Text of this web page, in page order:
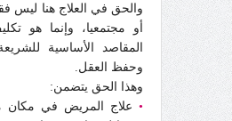
والحق في العلاج هنا ليس
أو مجتمعيا، وإنما هو
المقاصد الأساسية
وحفظ العقل.
وهذا الحق يتضمن:
• علاج المريض في مكان